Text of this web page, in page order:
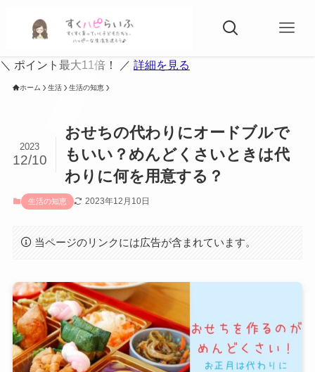
＼ ポイント最大11倍！ ／ 詳細を見る
ホーム 生活 生活の知恵
おせちの代わりにオードブルで
もいい？めんどくさいときは代
わりに何を用意する？
2023
12/10
生活の知恵 2023年12月10日
当ページのリンクには広告が含まれています。